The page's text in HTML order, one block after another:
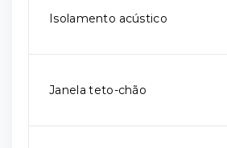
Isolamento acústico
Janela teto-chão